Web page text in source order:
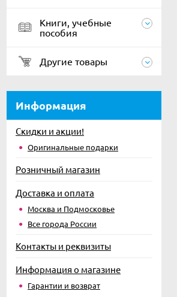
Книги, учебные
пособия
Другие товары
Информация
Скидки и акции!
Оригинальные подарки
Розничный магазин
Доставка и оплата
Москва и Подмосковье
Все города России
Контакты и реквизиты
Информация о магазине
Гарантии и возврат